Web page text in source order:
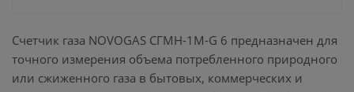
Счетчик газа NOVOGAS СГМН-1М-G 6 предназначен для
точного измерения объема потребленного природного
или сжиженного газа в бытовых, коммерческих и